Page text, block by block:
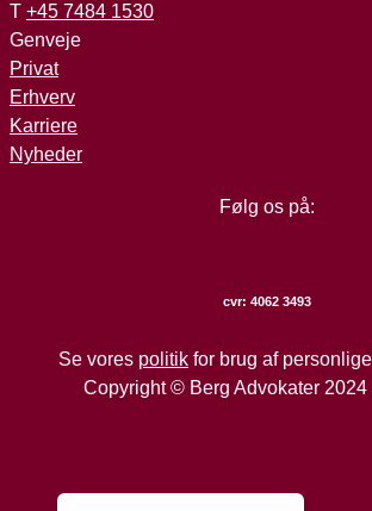
T +45 7484 1530
Genveje
Privat
Erhverv
Karriere
Nyheder
Følg os på:
cvr: 4062 3493
Se vores politik for brug af
Copyright © Berg Advokater 2024 |